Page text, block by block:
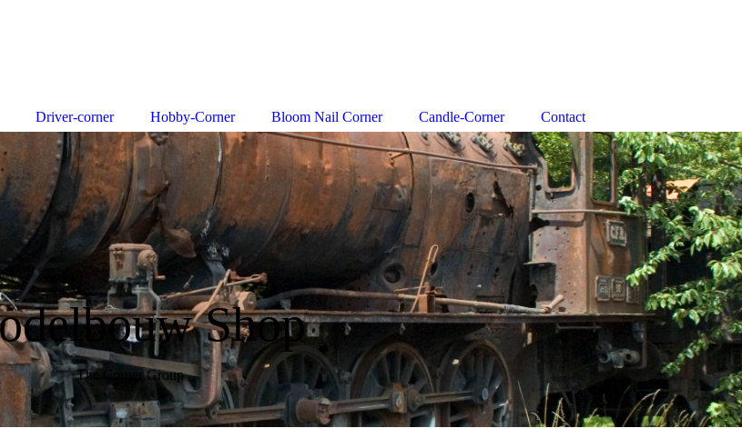
Shop
The Corner Group
Driver-corner Hobby-Corner Bloom Nail Corner Candle-Corner Contact